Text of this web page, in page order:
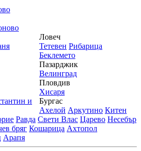
и
Ловеч
Тетевен Рибарица
Беклемето
Пазарджик
Велинград
Пловдив
Хисаря
Бургас
Ахелой Аркутино Китен
Равда Свети Влас Царево Несебър
бряг Кошарица Ахтопол
Арапя